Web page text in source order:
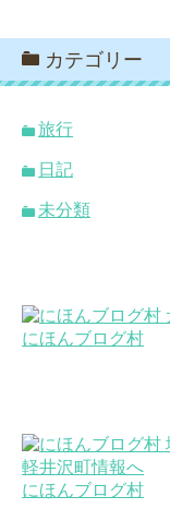
カテゴリー
旅行
日記
未分類
にほんブログ村
にほんブログ村